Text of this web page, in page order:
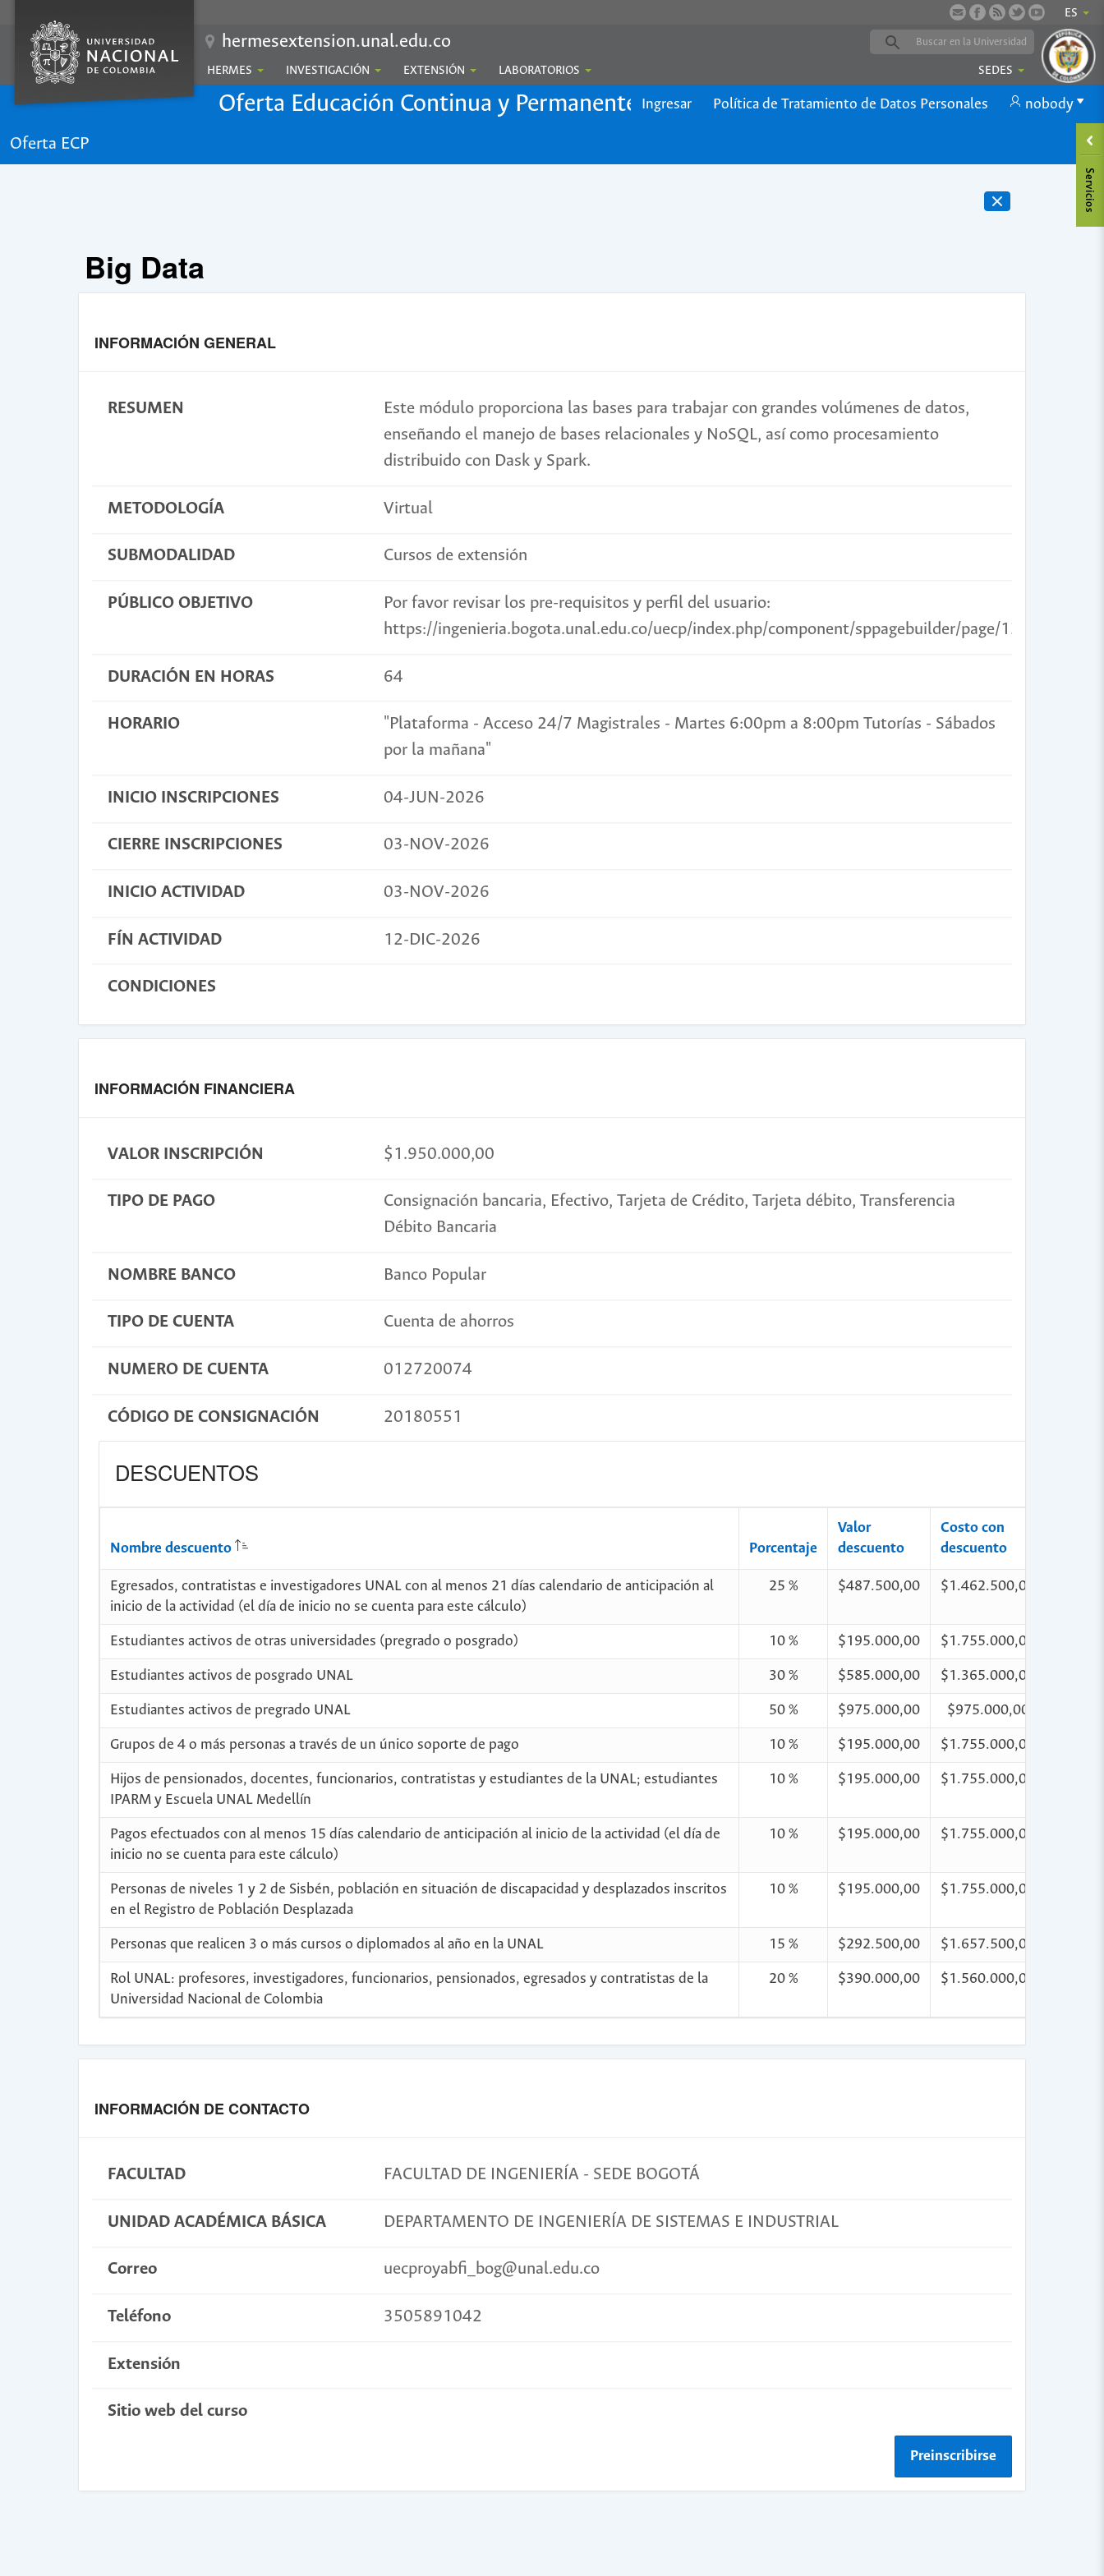
ES
hermesextension.unal.edu.co
HERMES INVESTIGACIÓN EXTENSIÓN LABORATORIOS SEDES
Oferta Educación Continua y Permanente Ingresar Política de Tratamiento de Datos Personales nobody
Oferta ECP
Big Data
INFORMACIÓN GENERAL
RESUMEN
Este módulo proporciona las bases para trabajar con grandes volúmenes de datos,
enseñando el manejo de bases relacionales y NoSQL, así como procesamiento
distribuido con Dask y Spark.
METODOLOGÍA Virtual
SUBMODALIDAD Cursos de extensión
PÚBLICO OBJETIVO
Por favor revisar los pre-requisitos y perfil del usuario:
https://ingenieria.bogota.unal.edu.co/uecp/index.php/component/sppagebuilder/page/139
DURACIÓN EN HORAS 64
HORARIO
"Plataforma - Acceso 24/7 Magistrales - Martes 6:00pm a 8:00pm Tutorías - Sábados
por la mañana"
INICIO INSCRIPCIONES 04-JUN-2026
CIERRE INSCRIPCIONES 03-NOV-2026
INICIO ACTIVIDAD 03-NOV-2026
FÍN ACTIVIDAD 12-DIC-2026
CONDICIONES
INFORMACIÓN FINANCIERA
VALOR INSCRIPCIÓN $1.950.000,00
TIPO DE PAGO
Consignación bancaria, Efectivo, Tarjeta de Crédito, Tarjeta débito, Transferencia
Débito Bancaria
NOMBRE BANCO Banco Popular
TIPO DE CUENTA Cuenta de ahorros
NUMERO DE CUENTA 012720074
CÓDIGO DE CONSIGNACIÓN 20180551
DESCUENTOS
Nombre descuento Porcentaje
Valor
descuento
Costo con
descuento
Egresados, contratistas e investigadores UNAL con al menos 21 días calendario de anticipación al
inicio de la actividad (el día de inicio no se cuenta para este cálculo)
25 % $487.500,00 $1.462.500,00
Estudiantes activos de otras universidades (pregrado o posgrado) 10 % $195.000,00 $1.755.000,00
Estudiantes activos de posgrado UNAL 30 % $585.000,00 $1.365.000,00
Estudiantes activos de pregrado UNAL 50 % $975.000,00 $975.000,00
Grupos de 4 o más personas a través de un único soporte de pago 10 % $195.000,00 $1.755.000,00
Hijos de pensionados, docentes, funcionarios, contratistas y estudiantes de la UNAL; estudiantes
IPARM y Escuela UNAL Medellín
10 % $195.000,00 $1.755.000,00
Pagos efectuados con al menos 15 días calendario de anticipación al inicio de la actividad (el día de
inicio no se cuenta para este cálculo)
10 % $195.000,00 $1.755.000,00
Personas de niveles 1 y 2 de Sisbén, población en situación de discapacidad y desplazados inscritos
en el Registro de Población Desplazada
10 % $195.000,00 $1.755.000,00
Personas que realicen 3 o más cursos o diplomados al año en la UNAL 15 % $292.500,00 $1.657.500,00
Rol UNAL: profesores, investigadores, funcionarios, pensionados, egresados y contratistas de la
Universidad Nacional de Colombia
20 % $390.000,00 $1.560.000,00
INFORMACIÓN DE CONTACTO
FACULTAD FACULTAD DE INGENIERÍA - SEDE BOGOTÁ
UNIDAD ACADÉMICA BÁSICA DEPARTAMENTO DE INGENIERÍA DE SISTEMAS E INDUSTRIAL
Correo uecproyabfi_bog@unal.edu.co
Teléfono 3505891042
Extensión
Sitio web del curso
Preinscribirse